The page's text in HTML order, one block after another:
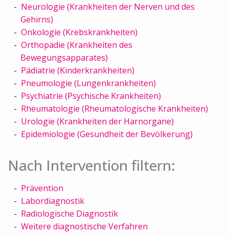
Neurologie (Krankheiten der Nerven und des
Gehirns)
Onkologie (Krebskrankheiten)
Orthopädie (Krankheiten des
Bewegungsapparates)
Pädiatrie (Kinderkrankheiten)
Pneumologie (Lungenkrankheiten)
Psychiatrie (Psychische Krankheiten)
Rheumatologie (Rheumatologische Krankheiten)
Urologie (Krankheiten der Harnorgane)
Epidemiologie (Gesundheit der Bevölkerung)
Nach Intervention filtern:
Prävention
Labordiagnostik
Radiologische Diagnostik
Weitere diagnostische Verfahren